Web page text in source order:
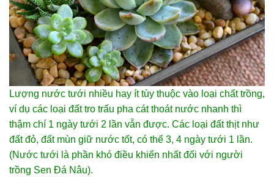
Lượng nước tưới nhiều hay ít tùy thuộc vào loại chất trồng,
ví dụ các loại đất tro trấu pha cát thoát nước nhanh thì
thậm chí 1 ngày tưới 2 lần vẫn được. Các loại đất thịt như
đất đỏ, đất mùn giữ nước tốt, có thể 3, 4 ngày tưới 1 lần.
(Nước tưới là phần khó điều khiển nhất đối với người
trồng Sen Đá Nâu).